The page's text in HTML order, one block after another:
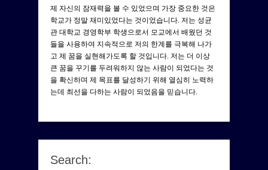
제 자신의 잠재력을 볼 수 있었으며 가장 중요한 것은
학교가 정말 재미있었다는 것이었습니다. 저는 성균
관 대학교 경영학부 학생으로서 모교에서 배웠던 것
들을 사용하여 지속적으로 저의 한계를 극복해 나가
고 제 꿈을 실현해가도록 할 것입니다. 저는 더 이상
큰 꿈을 꾸기를 두려워하지 않는 사람이 되었다는 것
을 확신하며 제 목표를 달성하기 위해 열심히 노력하
는데 최선을 다하는 사람이 되었음을 믿습니다.
Search: